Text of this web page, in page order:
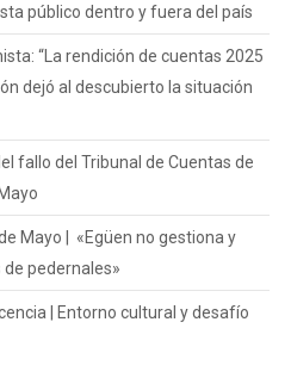
público dentro y fuera del país
“La rendición de cuentas 2025
dejó al descubierto la situación
fallo del Tribunal de Cuentas de
Mayo | «Egüen no gestiona y
pedernales»
| Entorno cultural y desafío